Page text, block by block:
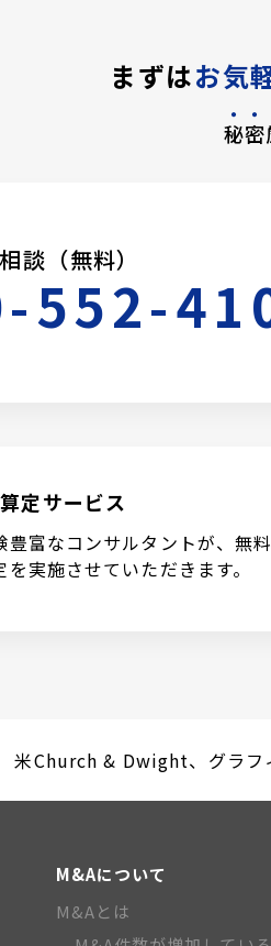
まずはお気
秘密
談（無料）
552-
定サービス
豊富なコンサルタントが、無
実施させていただきます。
米Church & Dwight、グラフ
M&Aについて
M&Aとは